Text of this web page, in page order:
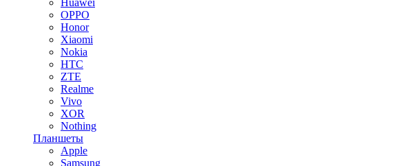
OPPO
Honor
Xiaomi
Nokia
HTC
ZTE
Realme
Vivo
XOR
Nothing
Планшеты
Apple
Samsung